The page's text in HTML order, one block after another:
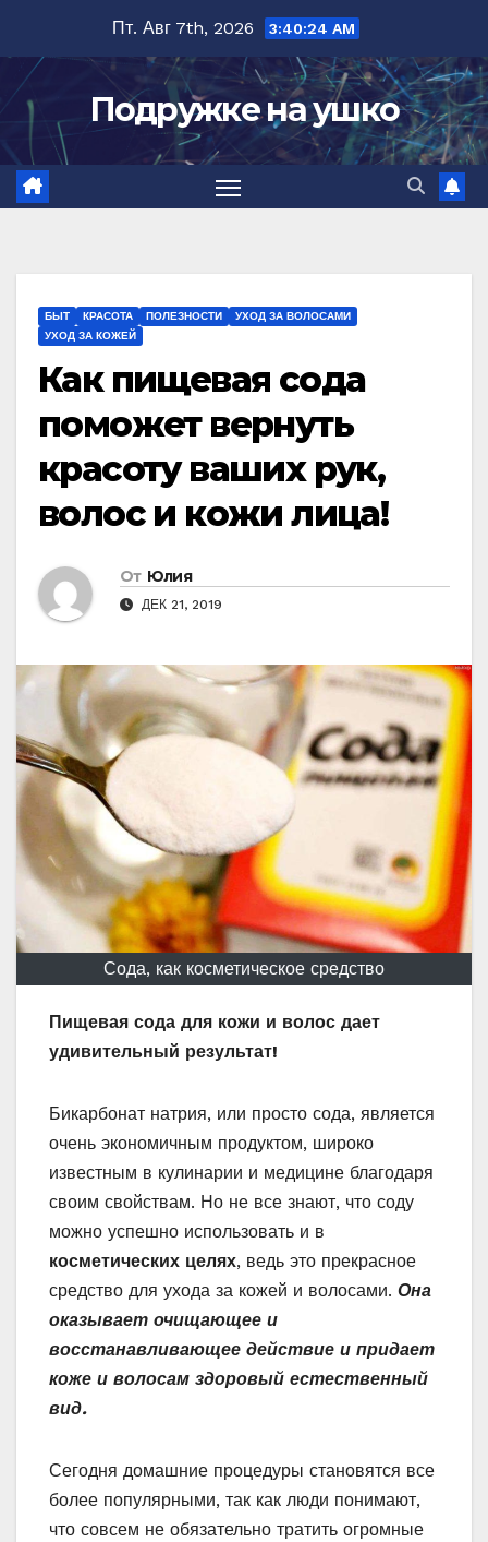
содержимому
Пт. Авг 7th, 2026 3:40:25 AM
Подружке на ушко
БЫТ КРАСОТА ПОЛЕЗНОСТИ
УХОД ЗА ВОЛОСАМИ
УХОД ЗА КОЖЕЙ
Как пищевая сода
поможет вернуть
красоту ваших рук,
волос и кожи лица!
От Юлия
ДЕК 21, 2019
Сода, как косметическое средство
Пищевая сода для кожи и волос дает
удивительный результат!
Бикарбонат натрия, или просто сода, является
очень экономичным продуктом, широко
известным в кулинарии и медицине благодаря
своим свойствам. Но не все знают, что соду
можно успешно использовать и в
косметических целях, ведь это прекрасное
средство для ухода за кожей и волосами. Она
оказывает очищающее и
восстанавливающее действие и придает
коже и волосам здоровый естественный
вид.
Сегодня домашние процедуры становятся все
более популярными, так как люди понимают,
что совсем не обязательно тратить огромные